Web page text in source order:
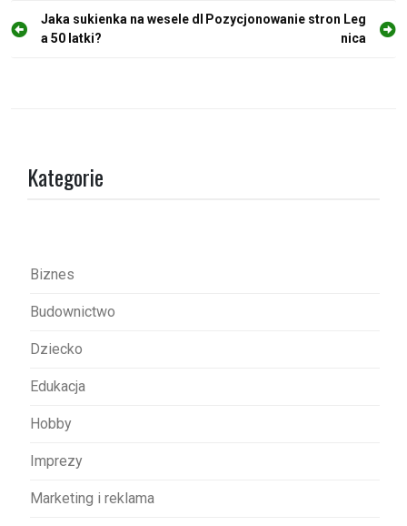
N
Jaka sukienka na wesele dl
a 50 latki?
Pozycjonowanie stron Leg
nica
Kategorie
Biznes
Budownictwo
Dziecko
Edukacja
Hobby
Imprezy
Marketing i reklama